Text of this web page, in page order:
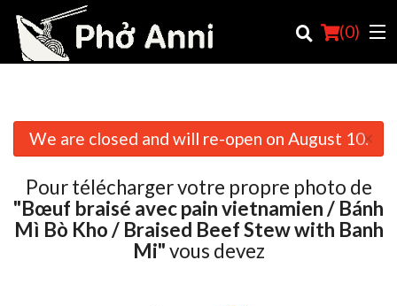
(0)
Commander en ligne
Emplacement
Français
We are closed and will re-open on August 10.×
Pour télécharger votre propre photo de
"Bœuf braisé avec pain vietnamien / Bánh
Mì Bò Kho / Braised Beef Stew with Banh
Mi"vous devez